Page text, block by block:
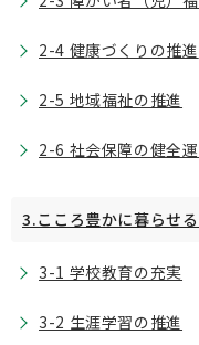
2-4 健康づくりの推進
2-5 地域福祉の推進
2-6 社会保障の健全
3.こころ豊かに暮らせ
3-1 学校教育の充実
3-2 生涯学習の推進